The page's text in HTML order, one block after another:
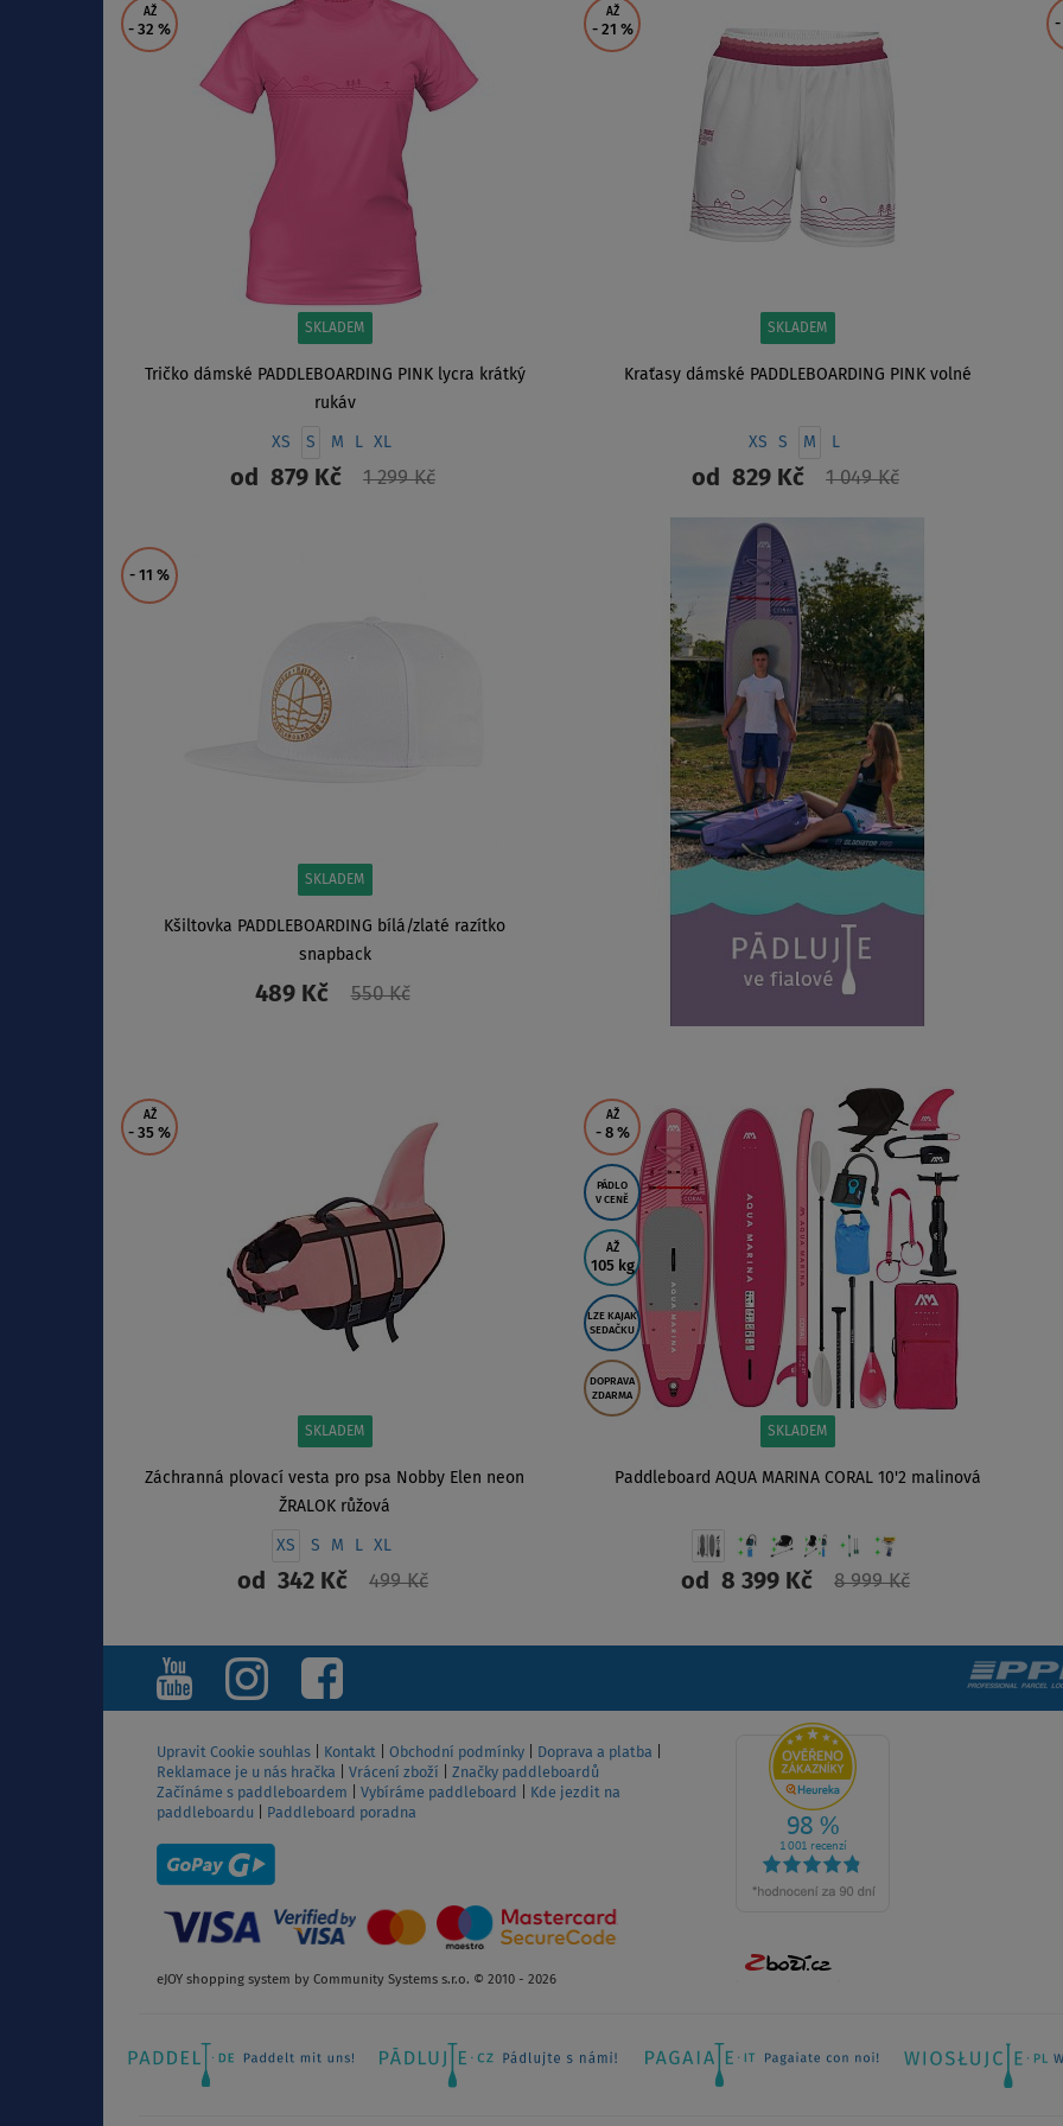
AŽ
- 32 %
SKLADEM
Tričko dámské PADDLEBOARDING PINK lycra krátký
rukáv
XS S M XL
od 879 Kč 1 299 Kč
AŽ
- 21 %
SKLADEM
Kraťasy dámské PADDLEBOARDING PINK volné
XS S M
od 829 Kč 1 049 Kč
ZOBRAZIT
-
- 11 %
SKLADEM
Kšiltovka PADDLEBOARDING bílá/zlaté razítko
snapback
489 Kč 550 Kč
AŽ
- 35 %
SKLADEM
Záchranná plovací vesta pro psa Nobby Elen neon
ŽRALOK růžová
XS S M XL
od 342 Kč 499 Kč
ZOBRAZIT
AŽ
- 8 %
PÁDLO
V CENĚ
AŽ
105 kg
LZE KAJAK
SEDAČKU
DOPRAVA
ZDARMA
SKLADEM
Paddleboard AQUA MARINA CORAL 10'2 malinová
od 8 399 Kč 8 999 Kč
ZOBRAZIT
Upravit Cookie souhlas Kontakt Obchodní podmínky Doprava a platba
Reklamace je u nás hračka
Vrácení zboží
Značky paddleboardů
Začínáme s paddleboardem
Vybíráme paddleboard
Kde jezdit na
paddleboardu
Paddleboard poradna
eJOY shopping system by Community Systems s.r.o. © 2010 - 2026